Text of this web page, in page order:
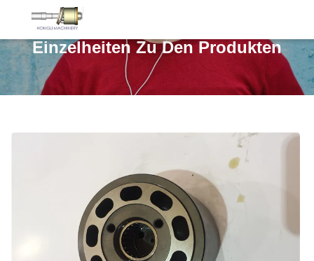
Einzelheiten Zu Den Produkten